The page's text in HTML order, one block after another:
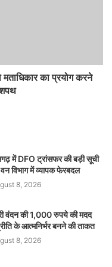
मताधिकार का प्रयोग करने
शपथ
में DFO ट्रांसफर की बड़ी सूची
वन विभाग में व्यापक फेरबदल
8, 2026
वंदन की 1,000 रुपये की मदद
के आत्मनिर्भर बनने की ताकत
8, 2026